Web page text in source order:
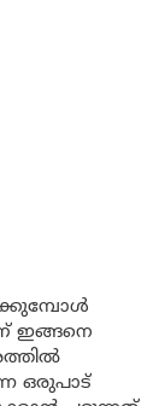
ഇങ്ങനെ
ഒരുപാട്